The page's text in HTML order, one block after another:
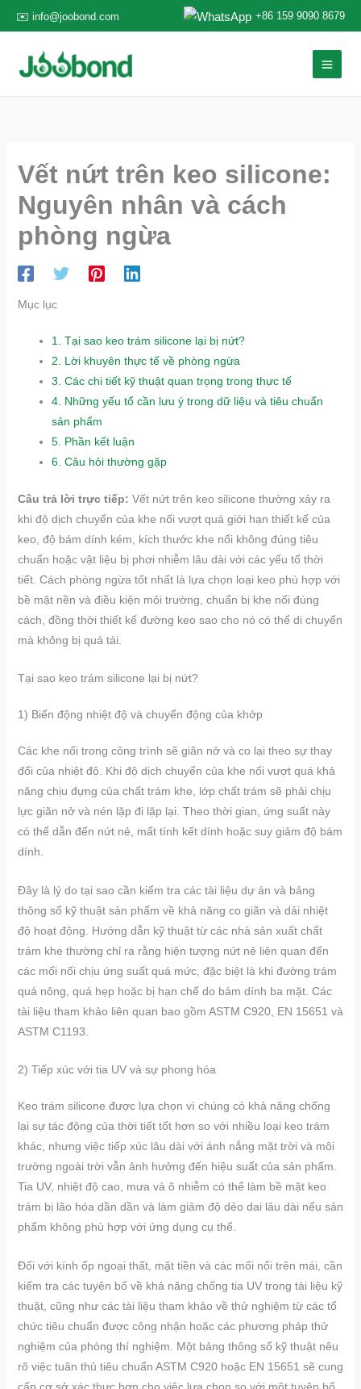
tới
dung
✉️ info@joobond.com +86 159 9090 8679
Vết nứt trên keo silicone:
Nguyên nhân và cách
phòng ngừa
Mục lục
1. Tại sao keo trám silicone lại bị nứt?
2. Lời khuyên thực tế về phòng ngừa
3. Các chi tiết kỹ thuật quan trọng trong thực tế
4. Những yếu tố cần lưu ý trong dữ liệu và tiêu chuẩn
sản phẩm
5. Phần kết luận
6. Câu hỏi thường gặp
Câu trả lời trực tiếp: Vết nứt trên keo silicone thường xảy ra
khi độ dịch chuyển của khe nối vượt quá giới hạn thiết kế của
keo, độ bám dính kém, kích thước khe nối không đúng tiêu
chuẩn hoặc vật liệu bị phơi nhiễm lâu dài với các yếu tố thời
tiết. Cách phòng ngừa tốt nhất là lựa chọn loại keo phù hợp với
bề mặt nền và điều kiện môi trường, chuẩn bị khe nối đúng
cách, đồng thời thiết kế đường keo sao cho nó có thể di chuyển
mà không bị quá tải.
Tại sao keo trám silicone lại bị nứt?
1) Biến động nhiệt độ và chuyển động của khớp
Các khe nối trong công trình sẽ giãn nở và co lại theo sự thay
đổi của nhiệt độ. Khi độ dịch chuyển của khe nối vượt quá khả
năng chịu đựng của chất trám khe, lớp chất trám sẽ phải chịu
lực giãn nở và nén lặp đi lặp lại. Theo thời gian, ứng suất này
có thể dẫn đến nứt nẻ, mất tính kết dính hoặc suy giảm độ bám
dính.
Đây là lý do tại sao cần kiểm tra các tài liệu dự án và bảng
thông số kỹ thuật sản phẩm về khả năng co giãn và dải nhiệt
độ hoạt động. Hướng dẫn kỹ thuật từ các nhà sản xuất chất
trám khe thường chỉ ra rằng hiện tượng nứt nẻ liên quan đến
các mối nối chịu ứng suất quá mức, đặc biệt là khi đường trám
quá nông, quá hẹp hoặc bị hạn chế do bám dính ba mặt. Các
tài liệu tham khảo liên quan bao gồm ASTM C920, EN 15651 và
ASTM C1193.
2) Tiếp xúc với tia UV và sự phong hóa
Keo trám silicone được lựa chọn vì chúng có khả năng chống
lại sự tác động của thời tiết tốt hơn so với nhiều loại keo trám
khác, nhưng việc tiếp xúc lâu dài với ánh nắng mặt trời và môi
trường ngoài trời vẫn ảnh hưởng đến hiệu suất của sản phẩm.
Tia UV, nhiệt độ cao, mưa và ô nhiễm có thể làm bề mặt keo
trám bị lão hóa dần dần và làm giảm độ dẻo dai lâu dài nếu sản
phẩm không phù hợp với ứng dụng cụ thể.
Đối với kính ốp ngoại thất, mặt tiền và các mối nối trên mái, cần
kiểm tra các tuyên bố về khả năng chống tia UV trong tài liệu kỹ
thuật, cũng như các tài liệu tham khảo về thử nghiệm từ các tổ
chức tiêu chuẩn được công nhận hoặc các phương pháp thử
nghiệm của phòng thí nghiệm. Một bảng thông số kỹ thuật nêu
rõ việc tuân thủ tiêu chuẩn ASTM C920 hoặc EN 15651 sẽ cung
cấp cơ sở xác thực hơn cho việc lựa chọn so với một tuyên bố